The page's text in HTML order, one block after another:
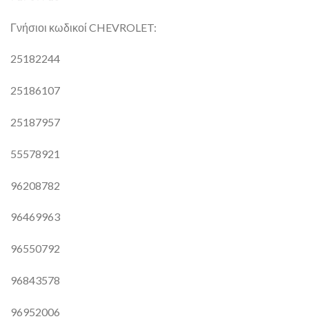
Γνήσιοι κωδικοί CHEVROLET:
25182244
25186107
25187957
55578921
96208782
96469963
96550792
96843578
96952006